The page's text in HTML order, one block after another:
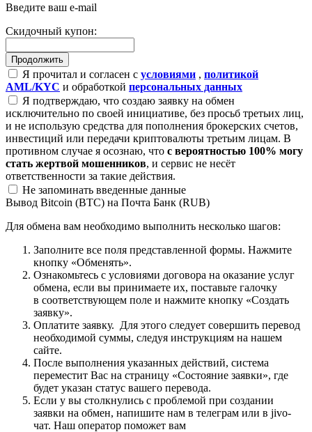
Введите ваш e-mail
Скидочный купон:
Я прочитал и согласен с условиями , политикой
AML/KYC и обработкой персональных данных
Я подтверждаю, что создаю заявку на обмен
исключительно по своей инициативе, без просьб третьих лиц,
и не использую средства для пополнения брокерских счетов,
инвестиций или передачи криптовалюты третьим лицам. В
противном случае я осознаю, что с вероятностью 100% могу
стать жертвой мошенников, и сервис не несёт
ответственности за такие действия.
Не запоминать введенные данные
Вывод Bitcoin (BTC) на Почта Банк (RUB)
Для обмена вам необходимо выполнить несколько шагов:
Заполните все поля представленной формы. Нажмите
кнопку «Обменять».
Ознакомьтесь с условиями договора на оказание услуг
обмена, если вы принимаете их, поставьте галочку
в соответствующем поле и нажмите кнопку «Создать
заявку».
Оплатите заявку. Для этого следует совершить перевод
необходимой суммы, следуя инструкциям на нашем
сайте.
После выполнения указанных действий, система
переместит Вас на страницу «Состояние заявки», где
будет указан статус вашего перевода.
Если у вы столкнулись с проблемой при создании
заявки на обмен, напишите нам в телеграм или в jivo-
чат. Наш оператор поможет вам